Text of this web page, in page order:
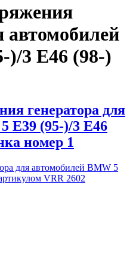
автомобилей
)/3 E46 (98-)
генератора для
E39 (95-)/3 E46
номер 1
для автомобилей BMW 5
VRR 2602